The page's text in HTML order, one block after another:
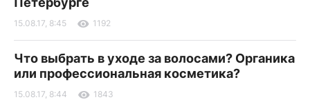
15.08.17, 8:45 1192
Что выбрать в уходе за волосами? Органика
или профессиональная косметика?
15.08.17, 8:44 1843